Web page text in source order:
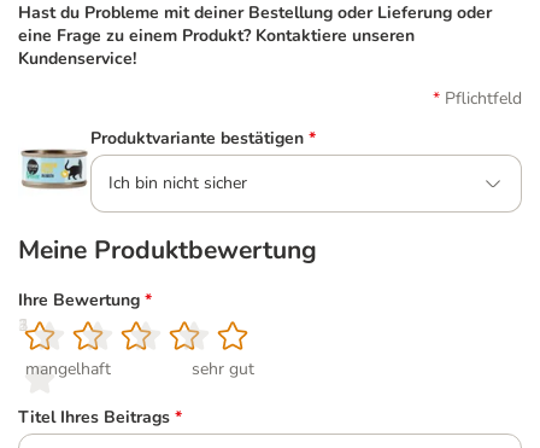
Hast du Probleme mit deiner Bestellung oder Lieferung oder
eine Frage zu einem Produkt? Kontaktiere unseren
Kundenservice!
Pflichtfeld
Produktvariante bestätigen *
Ich bin nicht sicher
Meine Produktbewertung
Ihre Bewertung *
1
mangelhaft
2
3
4
5
sehr gut
Titel Ihres Beitrags *